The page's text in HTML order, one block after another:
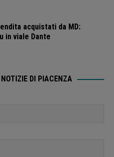
acquistati da MD:
in viale Dante
DI PIACENZA